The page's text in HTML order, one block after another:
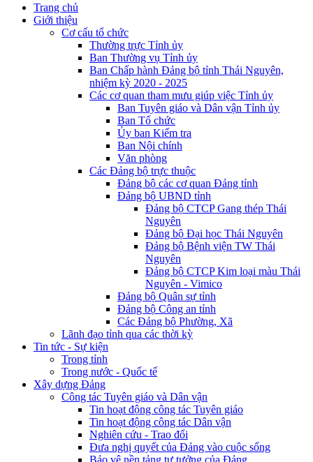
Trang chủ
Giới thiệu
Cơ cấu tổ chức
Thường trực Tỉnh ủy
Ban Thường vụ Tỉnh ủy
Ban Chấp hành Đảng bộ tỉnh Thái Nguyên,
nhiệm kỳ 2020 - 2025
Các cơ quan tham mưu giúp việc Tỉnh ủy
Ban Tuyên giáo và Dân vận Tỉnh ủy
Ban Tổ chức
Ủy ban Kiểm tra
Ban Nội chính
Văn phòng
Các Đảng bộ trực thuộc
Đảng bộ các cơ quan Đảng tỉnh
Đảng bộ UBND tỉnh
Đảng bộ CTCP Gang thép Thái
Nguyên
Đảng bộ Đại học Thái Nguyên
Đảng bộ Bệnh viện TW Thái
Nguyên
Đảng bộ CTCP Kim loại màu Thái
Nguyên - Vimico
Đảng bộ Quân sự tỉnh
Đảng bộ Công an tỉnh
Các Đảng bộ Phường, Xã
Lãnh đạo tỉnh qua các thời kỳ
Tin tức - Sự kiện
Trong tỉnh
Trong nước - Quốc tế
Xây dựng Đảng
Công tác Tuyên giáo và Dân vận
Tin hoạt động công tác Tuyên giáo
Tin hoạt động công tác Dân vận
Nghiên cứu - Trao đổi
Đưa nghị quyết của Đảng vào cuộc sống
Bảo vệ nền tảng tư tưởng của Đảng